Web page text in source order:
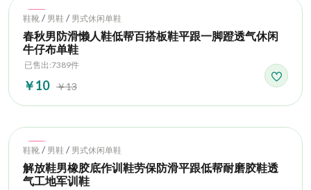
Hot
鞋靴 / 男鞋 / 男式休闲单鞋
春秋男防滑懒人鞋低帮百搭板鞋平跟一脚蹬透气休闲
牛仔布单鞋
已售出:7389件
￥10 ￥13
Hot
鞋靴 / 男鞋 / 男式休闲单鞋
解放鞋男橡胶底作训鞋劳保防滑平跟低帮耐磨胶鞋透
气工地军训鞋